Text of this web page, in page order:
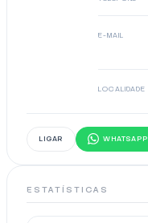
E-MAIL
LOCALIDADE
LIGAR WHATSAPP
ESTATÍSTICAS